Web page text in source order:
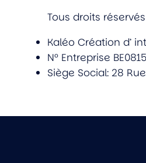
Tous droits réservés
Kaléo Création d’
N° Entreprise
Siège Social: 28